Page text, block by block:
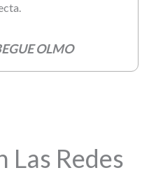
OLMO
Las Redes